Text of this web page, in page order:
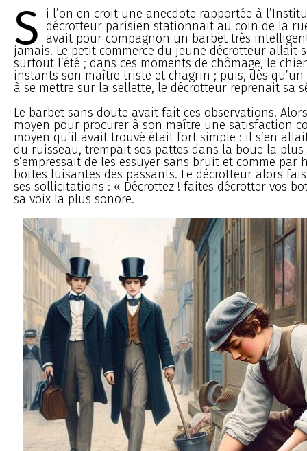
S i l’on en croit une anecdote rapportée à
décrotteur parisien stationnait au coin de la
avait pour compagnon un barbet très
jamais. Le petit commerce du jeune décrotteur allait
surtout l’été ; dans ces moments de chômage, le
instants son maître triste et chagrin ; puis, dès
à se mettre sur la sellette, le décrotteur reprenait sa
Le barbet sans doute avait fait ces observations.
moyen pour procurer à son maître une satisfaction
moyen qu’il avait trouvé était fort simple : il s’en
du ruisseau, trempait ses pattes dans la boue la plus
s’empressait de les essuyer sans bruit et comme par
bottes luisantes des passants. Le décrotteur alors
ses sollicitations : « Décrottez ! faites décrotter vos
sa voix la plus sonore.